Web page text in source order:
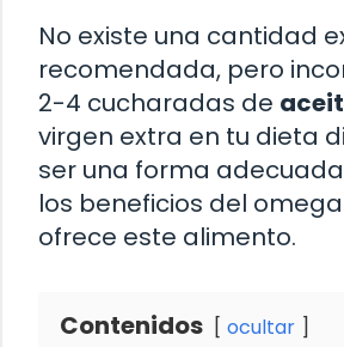
No existe una cantidad
recomendada, pero
2-4 cucharadas de
virgen extra en tu dieta
ser una forma
los beneficios del
ofrece este alimento.
Contenidos ocultar